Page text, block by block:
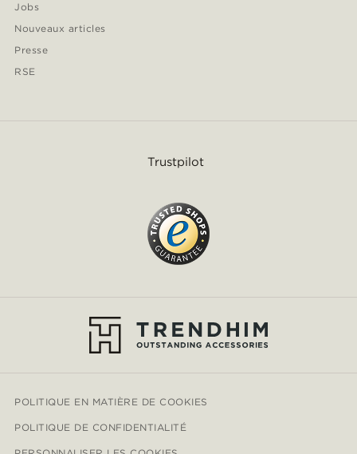
Jobs
Nouveaux articles
Presse
RSE
Trustpilot
POLITIQUE EN MATIÈRE DE COOKIES
POLITIQUE DE CONFIDENTIALITÉ